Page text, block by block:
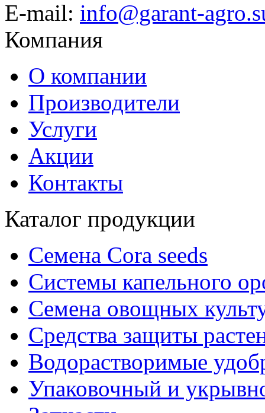
E-mail: info@garant-
Компания
О компании
Производители
Услуги
Акции
Контакты
Каталог продукции
Семена Cora seeds
Системы капельного
Семена овощных
Средства защиты
Водорастворимые
Упаковочный и